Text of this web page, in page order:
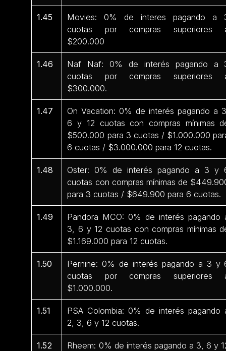
1.45
Movies: 0% de interes pagando a
cuotas por compras superiores
$200.000
1.46
Naf Naf: 0% de interés pagando a
cuotas por compras superiores
$300.000.
1.47
On Vacation: 0% de interés pagando a
6 y 12 cuotas con compras mínimas
$500.000 para 3 cuotas / $1.000.000
6 cuotas / $3.000.000 para 12 cuotas.
1.48
Oster: 0% de interés pagando a 3 y
cuotas con compras mínimas de
para 3 cuotas / $649.900 para 6 cuotas.
1.49
Pandora MCO: 0% de interés pagando
3, 6 y 12 cuotas con compras mínimas
$1.169.000 para 12 cuotas.
1.50
Pernine: 0% de interés pagando a 3 y
cuotas por compras superiores
$1.000.000.
1.51
PSA Colombia: 0% de interés pagando
2, 3, 6 y 12 cuotas.
1.52
Rheem: 0% de interés pagando a 3, 6 y